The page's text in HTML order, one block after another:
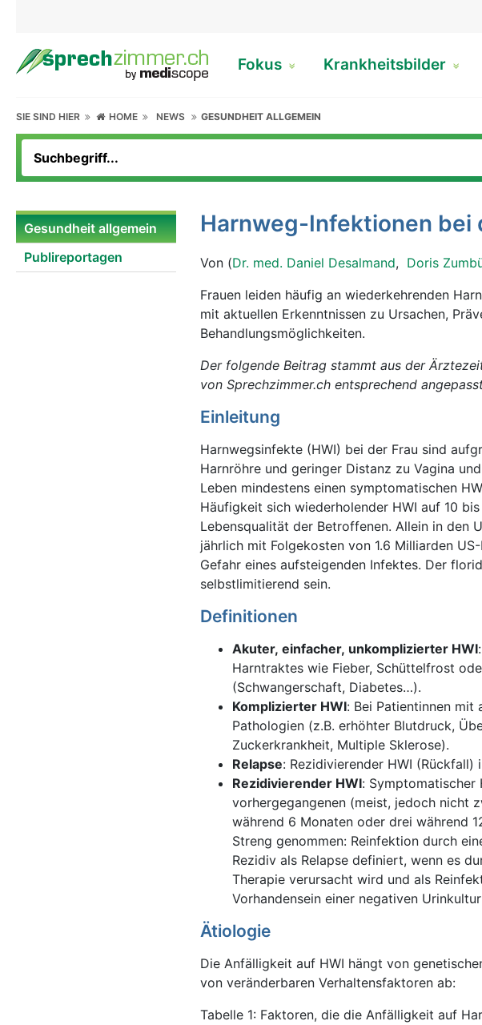
Fokus Krankheitsbilder
SIE SIND HIER HOME NEWS GESUNDHEIT ALLGEMEIN
Gesundheit allgemein
Publireportagen
Harnweg-Infektionen bei
Von (Dr. med. Daniel Desalmand, Doris
Frauen leiden häufig an wiederkehrenden
mit aktuellen Erkenntnissen zu Ursachen,
Behandlungsmöglichkeiten.
Der folgende Beitrag stammt aus der
von Sprechzimmer.ch entsprechend
Einleitung
Harnwegsinfekte (HWI) bei der Frau sind
Harnröhre und geringer Distanz zu Vagina
Leben mindestens einen symptomatischen
Häufigkeit sich wiederholender HWI auf 10
Lebensqualität der Betroffenen. Allein in den
jährlich mit Folgekosten von 1.6 Milliarden
Gefahr eines aufsteigenden Infektes. Der
selbstlimitierend sein.
Definitionen
Akuter, einfacher, unkomplizierter HWI
Harntraktes wie Fieber, Schüttelfrost
(Schwangerschaft, Diabetes…).
Komplizierter HWI: Bei Patientinnen mit
Pathologien (z.B. erhöhter Blutdruck,
Zuckerkrankheit, Multiple Sklerose).
Relapse: Rezidivierender HWI
Rezidivierender HWI: Symptomatischer
vorhergegangenen (meist, jedoch nicht
während 6 Monaten oder drei während
Streng genommen: Reinfektion durch
Rezidiv als Relapse definiert, wenn es
Therapie verursacht wird und als
Vorhandensein einer negativen
Ätiologie
Die Anfälligkeit auf HWI hängt von
von veränderbaren Verhaltensfaktoren ab:
Tabelle 1: Faktoren, die die Anfälligkeit auf